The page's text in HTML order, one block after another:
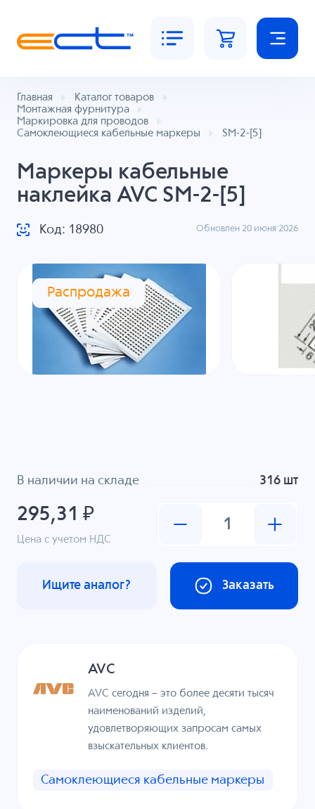
Главная
Каталог товаров
Монтажная фурнитура
Маркировка для проводов
Самоклеющиеся кабельные маркеры
SM-2-[5]
Маркеры кабельные
наклейка AVC SM-2-[5]
Код: 18980 Обновлен 20 июня 2026
Распродажа
В наличии на складе 316 шт
295,31 ₽
Цена с учетом НДС
Заказать
Ищите аналог?
AVC
AVC сегодня – это более десяти тысяч
наименований изделий,
удовлетворяющих запросам самых
взыскательных клиентов.
Самоклеющиеся кабельные маркеры